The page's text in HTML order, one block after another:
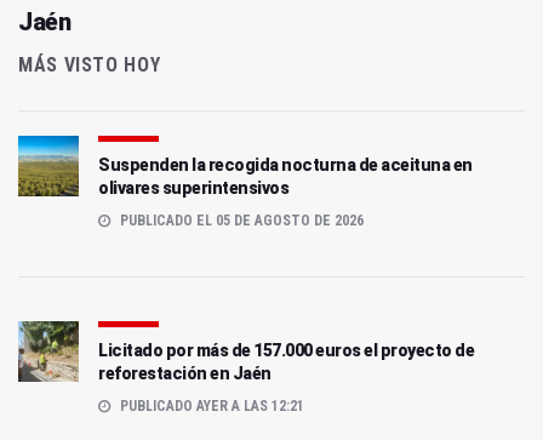
Jaén
MÁS VISTO HOY
Suspenden la recogida nocturna de aceituna en
olivares superintensivos
PUBLICADO EL 05 DE AGOSTO DE 2026
Licitado por más de 157.000 euros el proyecto de
reforestación en Jaén
PUBLICADO AYER A LAS 12:21